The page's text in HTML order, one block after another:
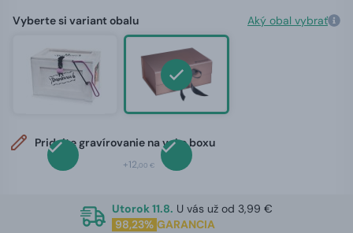
Vyberte si variant obalu Aký obal vybrať
Pridajte gravírovanie na veko boxu
+12,00 €
Utorok 11.8. U vás už od 3,99 €
98,23% GARANCIA